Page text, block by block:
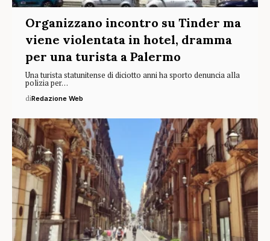
Organizzano incontro su Tinder ma
viene violentata in hotel, dramma
per una turista a Palermo
Una turista statunitense di diciotto anni ha sporto denuncia alla
polizia per…
diRedazione Web